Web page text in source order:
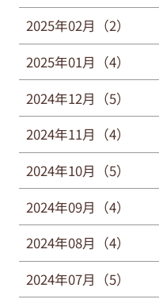
2025年02月（2）
2025年01月（4）
2024年12月（5）
2024年11月（4）
2024年10月（5）
2024年09月（4）
2024年08月（4）
2024年07月（5）